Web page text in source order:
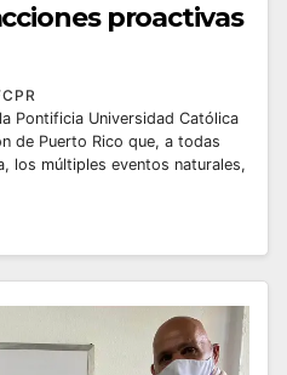
proactivas
Pontificia Universidad Católica
de Puerto Rico que, a todas
los múltiples eventos naturales,